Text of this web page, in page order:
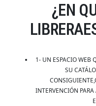
¿EN
1- UN ESPACIO WEB
SU
INTERVENCIÓN